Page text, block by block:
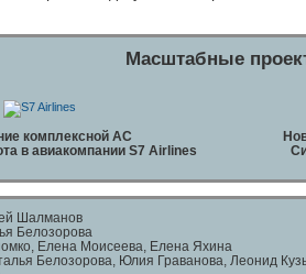
Масштабные
комплексной АС
в авиакомпании S7 Airlines
Шалманов
Белозорова
Елена Моисеева, Елена Яхина
Белозорова, Юлия Граванова, Леонид